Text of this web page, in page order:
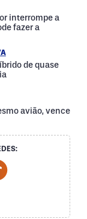
interrompe a
fazer a
de quase
avião, vence
MediaMedia
Social Media
Tiktok Social